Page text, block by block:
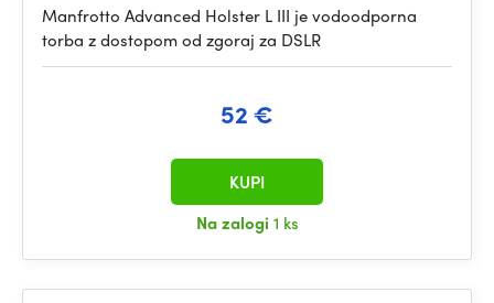
Manfrotto Advanced Holster L III je vodoodporna
torba z dostopom od zgoraj za DSLR
52 €
Na zalogi 1 ks
KUPI